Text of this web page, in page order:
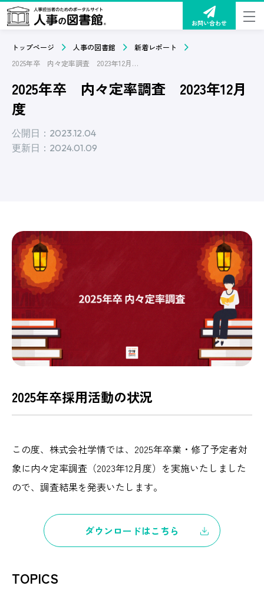
お問い合わせ
トップページ 人事の図書館
新着レポート
2025年卒 内々定率調査 2023年12月度
2025年卒 内々定率調査 2023年12月
度
公開日：2023.12.04
更新日：2024.01.09
2025年卒採用活動の状況
この度、株式会社学情では、2025年卒業・修了予定者対
象に内々定率調査（2023年12月度）を実施いたしました
ので、調査結果を発表いたします。
ダウンロードはこちら
TOPICS